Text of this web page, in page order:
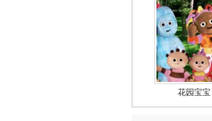
花园宝宝